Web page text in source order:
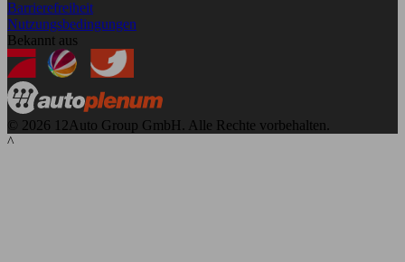
Barrierefreiheit
Nutzungsbedingungen
Bekannt aus
© 2026 12Auto Group GmbH. Alle Rechte vorbehalten.
^